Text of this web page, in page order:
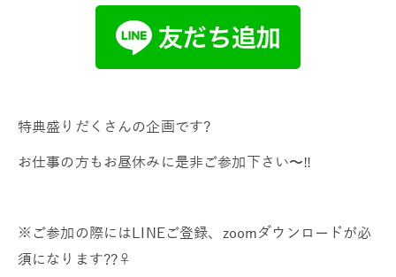
特典盛りだくさんの企画です?
お仕事の方もお昼休みに是非ご参加下さい〜‼️
※ご参加の際にはLINEご登録、zoomダウンロードが必
須になります??‍♀️